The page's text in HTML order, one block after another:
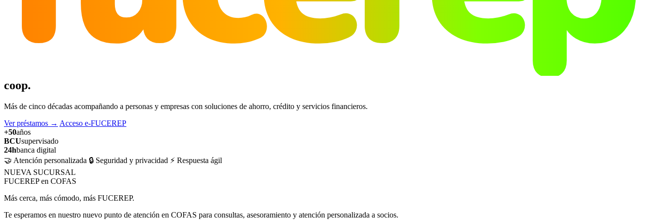
coop.
Más de cinco décadas acompañando a personas y empresas con soluciones de ahorro, crédito y servicios financieros.
Ver préstamos → Acceso e-FUCEREP
+50años
BCUsupervisado
24hbanca digital
🤝 Atención personalizada 🔒 Seguridad y privacidad ⚡ Respuesta ágil
NUEVA SUCURSAL
FUCEREP en COFAS
Más cerca, más cómodo, más FUCEREP.
Te esperamos en nuestro nuevo punto de atención en COFAS para consultas, asesoramiento y atención personalizada a socios.